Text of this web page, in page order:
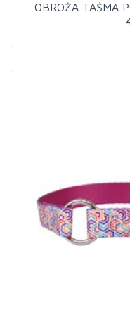
OBROŻA TAŚMA